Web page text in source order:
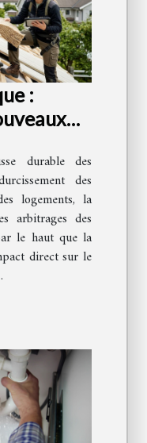
:
durable des
des
logements, la
arbitrages des
le haut que la
direct sur le